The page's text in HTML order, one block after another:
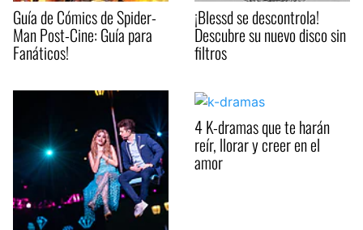
Guía de Cómics de Spider-
Man Post-Cine: Guía para
Fanáticos!
¡Blessd se descontrola!
Descubre su nuevo disco sin
filtros
4 K-dramas que te harán
reír, llorar y creer en el
amor